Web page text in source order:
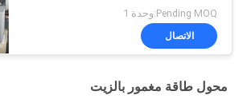
Pending MOQ:وحدة 1
الاتصال
محول طاقة مغمور بالزيت